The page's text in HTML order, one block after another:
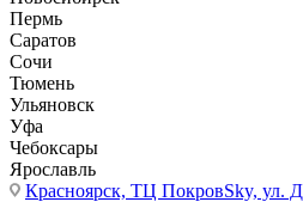
Пермь
Саратов
Сочи
Тюмень
Ульяновск
Уфа
Чебоксары
Ярославль
Красноярск, ТЦ ПокровSky, ул.